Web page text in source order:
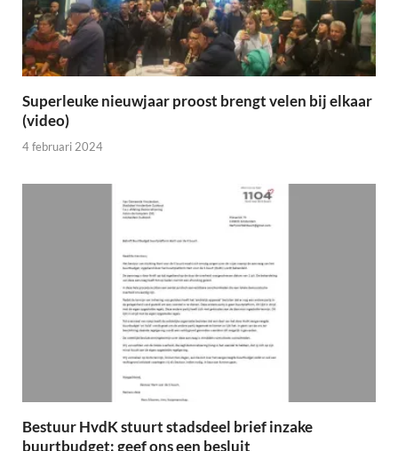
Superleuke nieuwjaar proost brengt velen bij elkaar
(video)
4 februari 2024
Bestuur HvdK stuurt stadsdeel brief inzake
buurtbudget: geef ons een besluit